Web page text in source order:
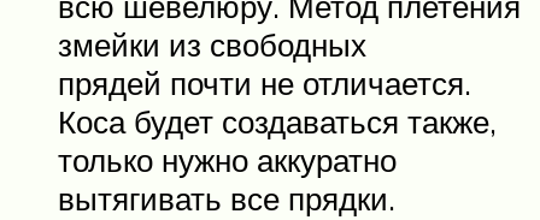
змейки из свободных
прядей почти не отличается.
Коса будет создаваться также,
только нужно аккуратно
вытягивать все прядки.